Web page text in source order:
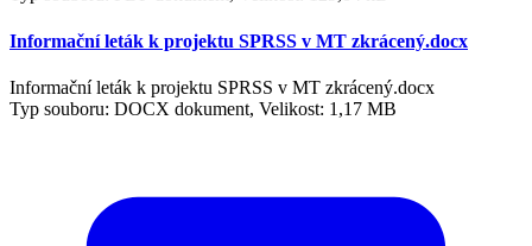
Informační leták k projektu SPRSS v MT zkrácený.docx
Informační leták k projektu SPRSS v MT zkrácený.docx
Typ souboru: DOCX dokument, Velikost: 1,17 MB